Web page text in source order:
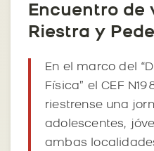
Encuentro de
Riestra y
En el marco del
Física” el CEF
riestrense una
adolescentes,
ambas